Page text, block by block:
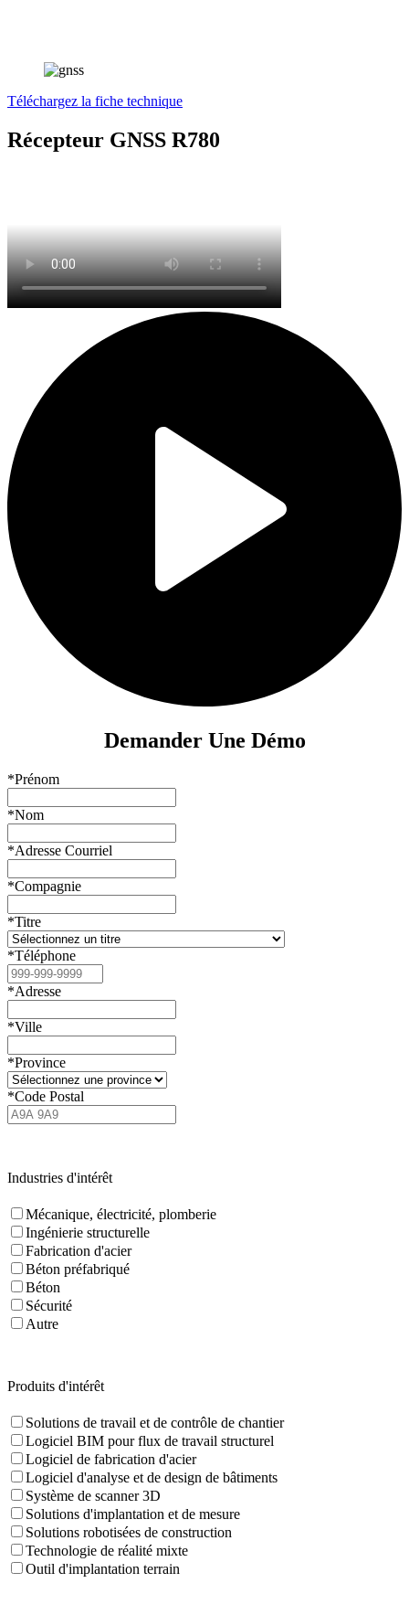
Téléchargez la fiche technique
Récepteur GNSS R780
Demander Une Démo
*Prénom
*Nom
*Adresse Courriel
*Compagnie
*Titre
*Téléphone
*Adresse
*Ville
*Province
*Code Postal
Industries d'intérêt
Mécanique, électricité, plomberie
Ingénierie structurelle
Fabrication d'acier
Béton préfabriqué
Béton
Sécurité
Autre
Produits d'intérêt
Solutions de travail et de contrôle de chantier
Logiciel BIM pour flux de travail structurel
Logiciel de fabrication d'acier
Logiciel d'analyse et de design de bâtiments
Système de scanner 3D
Solutions d'implantation et de mesure
Solutions robotisées de construction
Technologie de réalité mixte
Outil d'implantation terrain